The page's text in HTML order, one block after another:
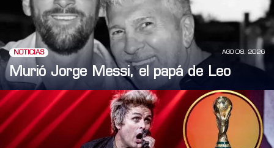
NOTICIAS AGO 08, 2026
Murió Jorge Messi, el papá de Leo